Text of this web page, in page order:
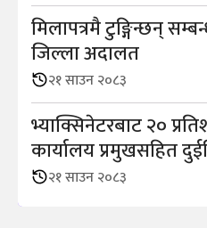
मिलापत्रमै टुङ्गिन्छन्
जिल्ला अदालत
२१ साउन २०८३
भ्याक्सिनेटरबाट २०
कार्यालय प्रमुखसहित
२१ साउन २०८३